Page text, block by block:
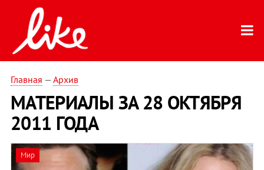
Главная —Архив
МАТЕРИАЛЫ ЗА 28 ОКТЯБРЯ
2011 ГОДА
Мир